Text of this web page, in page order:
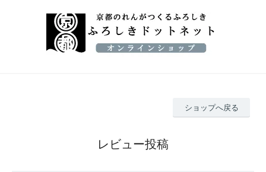
ショップへ戻る
レビュー投稿